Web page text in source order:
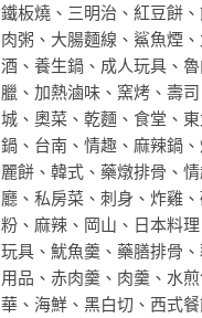
鐵板燒 、 三明治 、 紅豆餅 、
肉粥 、 大腸麵線 、 鯊魚煙 、
酒 、 養生鍋 、 成人玩具 、
臘 、 加熱滷味 、 窯烤 、 壽司
城 、 奧菜 、 乾麵 、 食堂 、
鍋 、 台南 、 情趣 、 麻辣鍋 、
麗餅 、 韓式 、 藥燉排骨 、
廳 、 私房菜 、 刺身 、 炸雞 、
粉 、 麻辣 、 岡山 、 日本料理
玩具 、 魷魚羹 、 藥膳排骨 、
用品 、 赤肉羹 、 肉羹 、 水
華 、 海鮮 、 黑白切 、 西式